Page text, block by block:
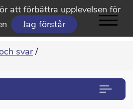
att förbättra upplevelsen för
Jag förstår
svar /